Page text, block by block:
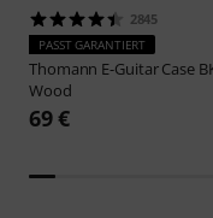
2845
PASST GARANTIERT
Thomann E-Guitar Case
Wood
69 €